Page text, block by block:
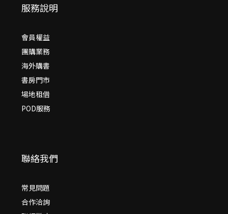
服務說明
會員權益
團購業務
海外購書
書房門市
場地租借
POD服務
聯絡我們
常見問題
合作洽詢